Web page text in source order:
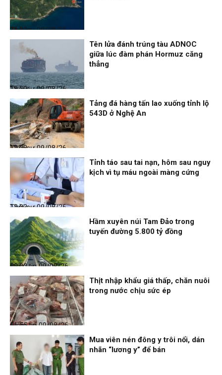
Thời sự
09/08/26, 21:32
Thời sự
09/08/26, 18:59
Tên lửa đánh trúng tàu ADNOC
giữa lúc đàm phán Hormuz căng
thẳng
Thời sự
09/08/26, 12:08
Tảng đá hàng tấn lao xuống tỉnh lộ
543D ở Nghệ An
Thời sự
09/08/26, 12:03
Tỉnh táo sau tai nạn, hôm sau nguy
kịch vì tụ máu ngoài màng cứng
Điểm tin
09/08/26, 12:02
Hầm xuyên núi Tam Đảo trong
tuyến đường 5.800 tỷ đồng
Điểm tin
09/08/26, 11:55
Thịt nhập khẩu giá thấp, chăn nuôi
trong nước chịu sức ép
Mua viên nén đông y trôi nổi, dán
nhãn “lương y” để bán